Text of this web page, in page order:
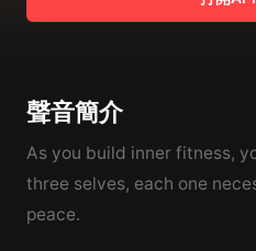
聲音簡介
As you build inner fitness,
three selves, each one
peace.